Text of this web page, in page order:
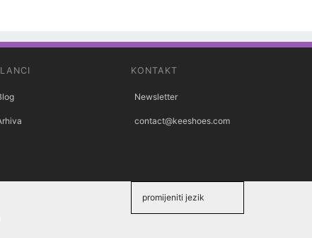
KONTAKT
Newsletter
contact@keeshoes.com
promijeniti jezik